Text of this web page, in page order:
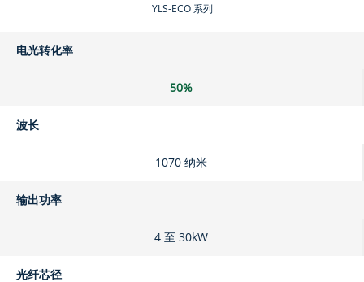
YLS-ECO 系列
电光转化率
50%
波长
1070 纳米
输出功率
4 至 30kW
光纤芯径